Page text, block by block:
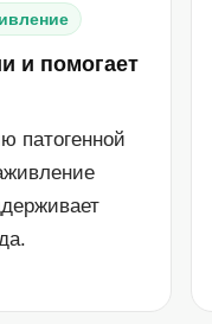
и помогает
патогенной